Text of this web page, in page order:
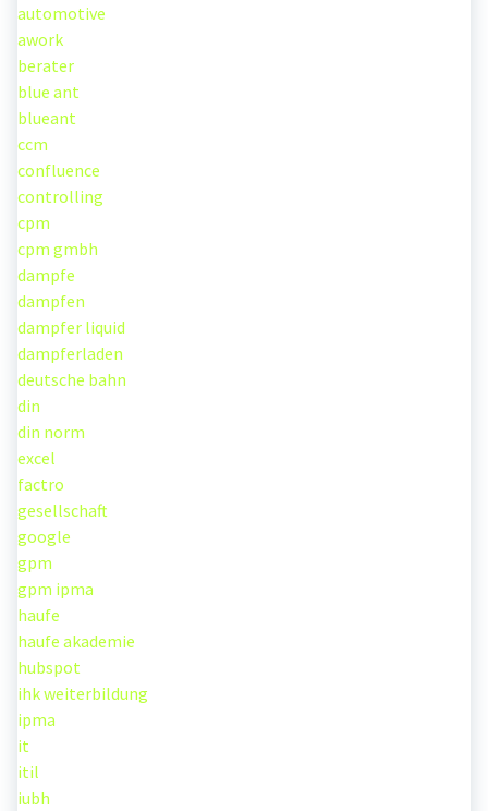
automotive
awork
berater
blue ant
blueant
ccm
confluence
controlling
cpm
cpm gmbh
dampfe
dampfen
dampfer liquid
dampferladen
deutsche bahn
din
din norm
excel
factro
gesellschaft
google
gpm
gpm ipma
haufe
haufe akademie
hubspot
ihk weiterbildung
ipma
it
itil
iubh